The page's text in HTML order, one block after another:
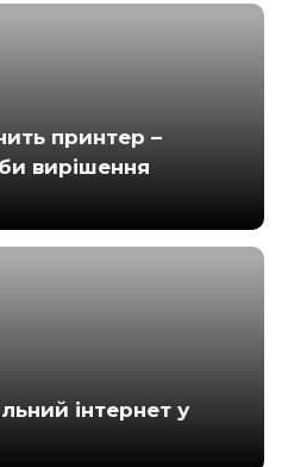
принтер –
вирішення
інтернет у